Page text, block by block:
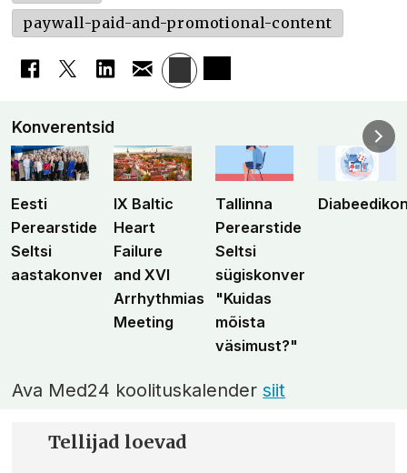
paywall-paid-and-promotional-content
Konverentsid
Eesti
Perearstide
Seltsi
aastakonverents
IX Baltic
Heart
Failure
and XVI
Arrhythmias
Meeting
Tallinna
Perearstide
Seltsi
sügiskonverents
"Kuidas
mõista
väsimust?"
Ava Med24 koolituskalendersiit
Tellijad loevad